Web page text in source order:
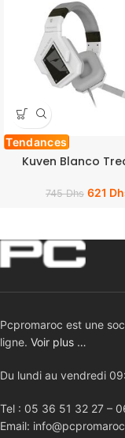
Tendances
Kuven Blanco
745Dhs 621
Pcpromaroc est une
ligne. Voir plus …
Du lundi au vendredi
Tel : 05 36 51 32 27 –
Email: